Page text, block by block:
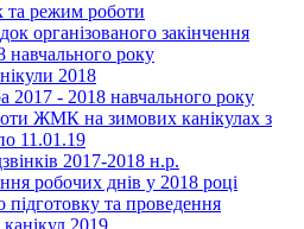
та режим роботи
організованого закінчення
навчального року
2018
2017 - 2018 навчального року
ЖМК на зимових канікулах з
11.01.19
2017-2018 н.р.
робочих днів у 2018 році
підготовку та проведення